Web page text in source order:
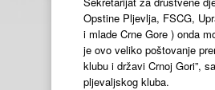
Opstine Pljevlja, FSCG,
i mlade Crne Gore ) onda
je ovo veliko poštovanje
klubu i državi Crnoj Gori”,
pljevaljskog kluba.